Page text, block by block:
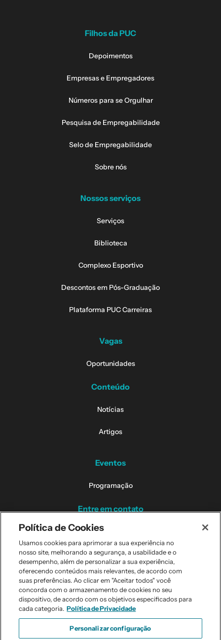
Filhos da PUC
Depoimentos
Empresas e Empregadores
Números para se Orgulhar
Pesquisa de Empregabilidade
Selo de Empregabilidade
Sobre nós
Nossos serviços
Serviços
Biblioteca
Complexo Esportivo
Descontos em Pós-Graduação
Plataforma PUC Carreiras
Vagas
Oportunidades
Conteúdo
Notícias
Artigos
Eventos
Programação
Entre em contato
Contatos dos Campi
Perguntas Frequentes
Todos os direitos reservados. © 2026
Política de Cookies
Usamos cookies para aprimorar a sua experiência no
nosso site, melhorando a segurança, a usabilidade e o
desempenho, além de personalizar a sua experiência,
oferecendo conteúdos mais relevantes, de acordo com
suas preferências. Ao clicar em "Aceitar todos" você
concorda com o armazenamento de cookies no seu
dispositivo, de acordo com os objetivos especificados para
cada categoria. Política de Privacidade
Personalizar configuração